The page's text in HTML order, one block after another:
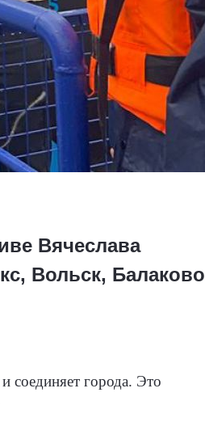
Вячеслава
Вольск, Балаково
соединяет города. Это